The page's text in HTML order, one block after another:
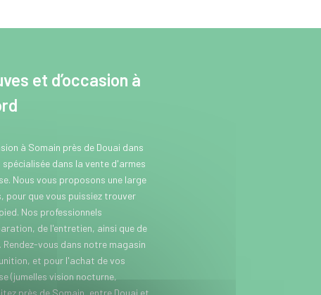
et d’occasion à
à Somain près de Douai dans
spécialisée dans la vente d'armes
Nous vous proposons une large
pour que vous puissiez trouver
Nos professionnels
de l'entretien, ainsi que de
vous dans notre magasin
et pour l'achat de vos
(jumelles vision nocturne,
près de Somain, entre Douai et